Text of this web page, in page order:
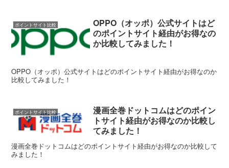
ポイントサイト比較
OPPO（オッポ）公式サイトはど
のポイントサイト経由がお得なの
か比較してみました！
OPPO（オッポ）公式サイトはどのポイントサイト経由がお得なのか
比較してみました！
ポイントサイト比較
漫画全巻ドットコムはどのポイン
トサイト経由がお得なのか比較し
てみました！
漫画全巻ドットコムはどのポイントサイト経由がお得なのか比較して
みました！